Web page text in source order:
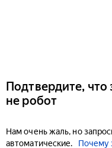
Подтвердите, что
не робот
Нам очень жаль, но
автоматические.
Почему